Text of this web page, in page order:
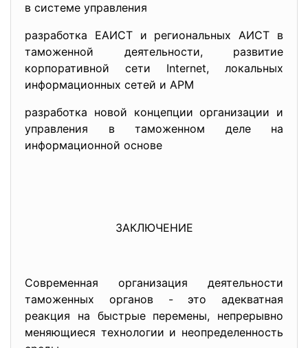
в системе управления
разработка ЕАИСТ и региональных АИСТ в
таможенной деятельности, развитие
корпоративной сети Internet, локальных
информационных сетей и АРМ
разработка новой концепции организации и
управления в таможенном деле на
информационной основе
ЗАКЛЮЧЕНИЕ
Современная организация деятельности
таможенных органов - это адекватная
реакция на быстрые перемены, непрерывно
меняющиеся технологии и неопределенность